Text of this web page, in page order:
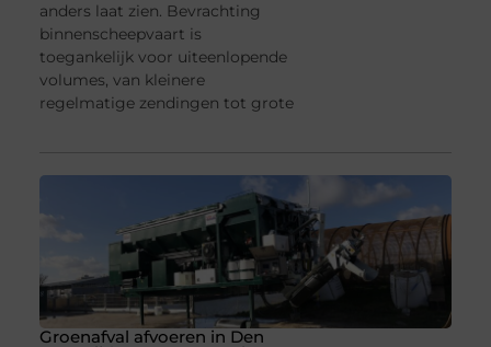
anders laat zien. Bevrachting
binnenscheepvaart is
toegankelijk voor uiteenlopende
volumes, van kleinere
regelmatige zendingen tot grote
Groenafval afvoeren in Den